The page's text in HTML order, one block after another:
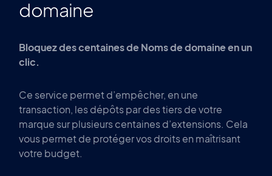
domaine
Bloquez des centaines de Noms de domaine en un
clic.
Ce service permet d’empêcher, en une
transaction, les dépôts par des tiers de votre
marque sur plusieurs centaines d’extensions. Cela
vous permet de protéger vos droits en maîtrisant
votre budget.